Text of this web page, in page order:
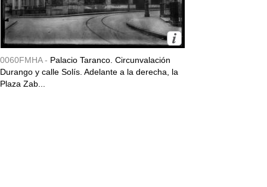
0060FMHA - Palacio Taranco. Circunvalación
Durango y calle Solís. Adelante a la derecha, la
Plaza Zab...